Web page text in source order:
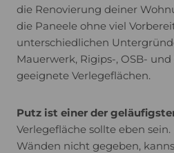
die Renovierung deiner
die Paneele ohne viel
unterschiedlichen
Mauerwerk, Rigips-, OSB-
geeignete Verlegeflächen.
Putz ist einer der
Verlegefläche sollte eben
Wänden nicht gegeben,